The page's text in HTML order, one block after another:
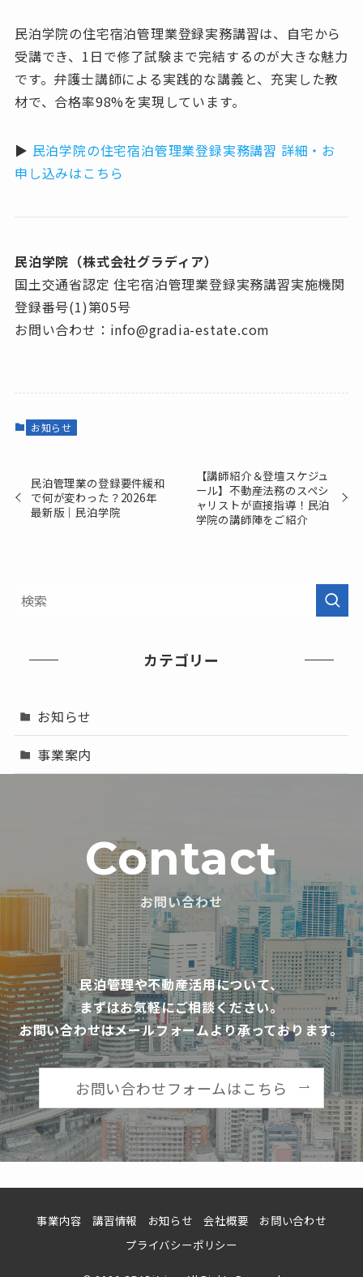
民泊学院の住宅宿泊管理業登録実務講習は、自宅から
受講でき、1日で修了試験まで完結するのが大きな魅力
です。弁護士講師による実践的な講義と、充実した教
材で、合格率98%を実現しています。
▶ 民泊学院の住宅宿泊管理業登録実務講習 詳細・お
申し込みはこちら
民泊学院（株式会社グラディア）
国土交通省認定 住宅宿泊管理業登録実務講習実施機関
登録番号(1)第05号
お問い合わせ：info@gradia-estate.com
お知らせ
民泊管理業の登録要件緩和
で何が変わった？2026年
最新版｜民泊学院
【講師紹介＆登壇スケジュ
ール】不動産法務のスペシ
ャリストが直接指導！民泊
学院の講師陣をご紹介
カテゴリー
お知らせ
事業案内
Contact
お問い合わせ
民泊管理や不動産活用について、
まずはお気軽にご相談ください。
お問い合わせはメールフォームより承っております。
お問い合わせフォームはこちら
事業内容 講習情報 お知らせ 会社概要
お問い合わせ
プライバシーポリシー